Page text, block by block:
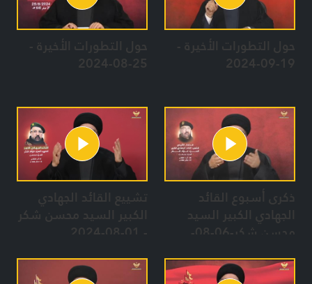
حول التطورات الأخيرة -
19-09-2024
حول التطورات الأخيرة -
25-08-2024
ذكرى أسبوع القائد
الجهادي الكبير السيد
تشييع القائد الجهادي
الكبير السيد محسن شكر